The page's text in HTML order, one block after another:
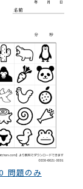
問題のみ